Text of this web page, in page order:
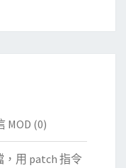
MOD (0)
，用 patch 指令